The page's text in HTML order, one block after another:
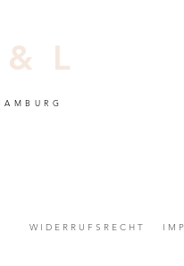
L
WIDERRUFSRECHT